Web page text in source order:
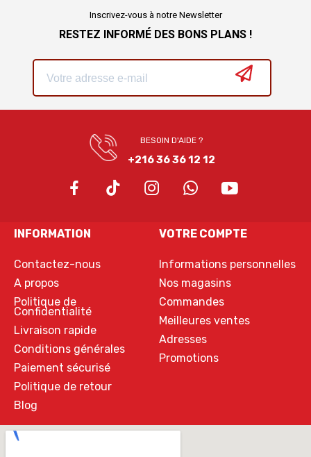
Inscrivez-vous à notre Newsletter
RESTEZ INFORMÉ DES BONS PLANS !
BESOIN D'AIDE ?
+216 36 36 12 12
INFORMATION
Contactez-nous
A propos
Politique de
Confidentialité
Livraison rapide
Conditions générales
Paiement sécurisé
Politique de retour
Blog
VOTRE COMPTE
Informations personnelles
Nos magasins
Commandes
Meilleures ventes
Adresses
Promotions